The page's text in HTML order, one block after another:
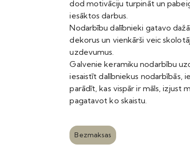
dod motivāciju turpināt un
iesāktos darbus.
Nodarbību dalībnieki gatavo
dekorus un vienkārši veic
uzdevumus.
Galvenie keramiku nodarbību
iesaistīt dalībniekus nodarbībās,
parādīt, kas vispār ir māls, izjust
pagatavot ko skaistu.
Bezmaksas